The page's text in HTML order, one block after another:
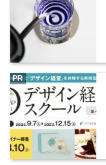
PR